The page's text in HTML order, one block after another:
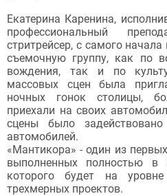
Екатерина Каренина,
профессиональный
стритрейсер, с самого
съемочную группу, как по
вождения, так и по
массовых сцен была
ночных гонок столицы,
приехали на своих
сцены было
автомобилей.
«Мантикора» - один из
выполненных полностью в
которого будет на
трехмерных проектов.